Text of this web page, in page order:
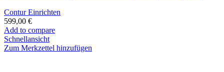
Contur Einrichten
599,00 €
Add to compare
Schnellansicht
Zum Merkzettel hinzufügen